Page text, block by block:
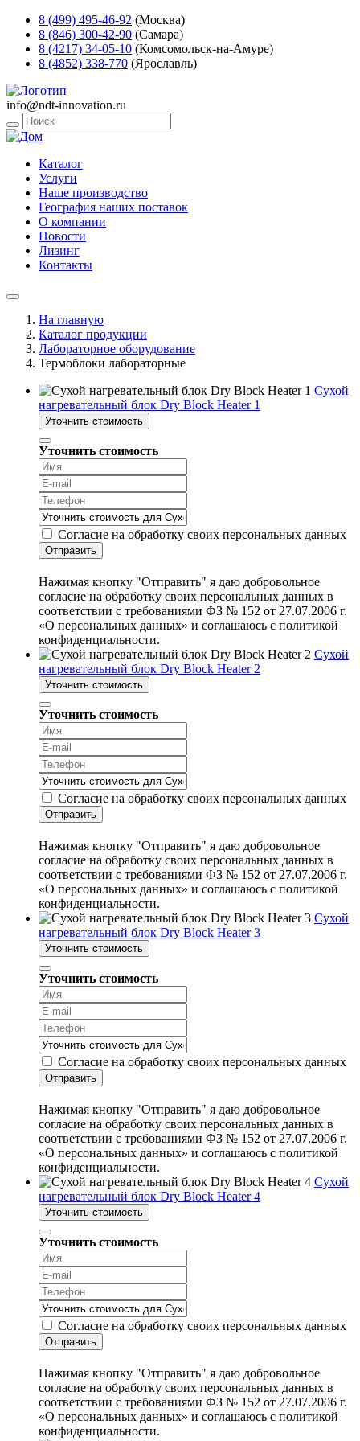
8 (499) 495-46-92 (Москва)
8 (846) 300-42-90 (Самара)
8 (4217) 34-05-10 (Комсомольск-на-Амуре)
8 (4852) 338-770 (Ярославль)
info@ndt-innovation.ru
Каталог
Услуги
Наше производство
География наших поставок
О компании
Новости
Лизинг
Контакты
На главную
Каталог продукции
Лабораторное оборудование
Термоблоки лабораторные
Сухой
нагревательный блок Dry Block Heater 1
Уточнить стоимость
Уточнить стоимость
Согласие на обработку своих персональных данных
Отправить
Нажимая кнопку "Отправить" я даю добровольное
согласие на обработку своих персональных данных в
соответствии с требованиями ФЗ № 152 от 27.07.2006 г.
«О персональных данных» и соглашаюсь с политикой
конфиденциальности.
Сухой
нагревательный блок Dry Block Heater 2
Уточнить стоимость
Уточнить стоимость
Согласие на обработку своих персональных данных
Отправить
Нажимая кнопку "Отправить" я даю добровольное
согласие на обработку своих персональных данных в
соответствии с требованиями ФЗ № 152 от 27.07.2006 г.
«О персональных данных» и соглашаюсь с политикой
конфиденциальности.
Сухой
нагревательный блок Dry Block Heater 3
Уточнить стоимость
Уточнить стоимость
Согласие на обработку своих персональных данных
Отправить
Нажимая кнопку "Отправить" я даю добровольное
согласие на обработку своих персональных данных в
соответствии с требованиями ФЗ № 152 от 27.07.2006 г.
«О персональных данных» и соглашаюсь с политикой
конфиденциальности.
Сухой
нагревательный блок Dry Block Heater 4
Уточнить стоимость
Уточнить стоимость
Согласие на обработку своих персональных данных
Отправить
Нажимая кнопку "Отправить" я даю добровольное
согласие на обработку своих персональных данных в
соответствии с требованиями ФЗ № 152 от 27.07.2006 г.
«О персональных данных» и соглашаюсь с политикой
конфиденциальности.